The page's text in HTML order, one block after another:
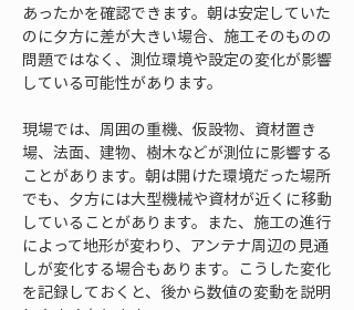
あったかを確認できます。朝は安定していた
のに夕方に差が大きい場合、施工そのものの
問題ではなく、測位環境や設定の変化が影響
している可能性があります。
現場では、周囲の重機、仮設物、資材置き
場、法面、建物、樹木などが測位に影響する
ことがあります。朝は開けた環境だった場所
でも、夕方には大型機械や資材が近くに移動
していることがあります。また、施工の進行
によって地形が変わり、アンテナ周辺の見通
しが変化する場合もあります。こうした変化
を記録しておくと、後から数値の変動を説明